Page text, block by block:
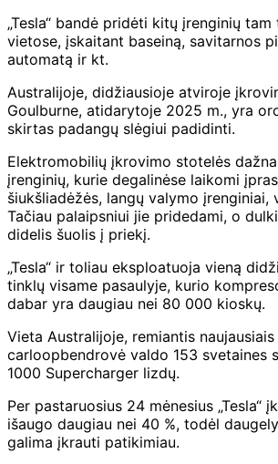
„Tesla“ bandė pridėti kitų įrenginių
vietose, įskaitant baseiną, savitarnos
automatą ir kt.
Australijoje, didžiausioje atviroje
Goulburne, atidarytoje 2025 m., yra
skirtas padangų slėgiui padidinti.
Elektromobilių įkrovimo stotelės
įrenginių, kurie degalinėse laikomi
šiukšliadėžės, langų valymo įrenginiai,
Tačiau palaipsniui jie pridedami, o
didelis šuolis į priekį.
„Tesla“ ir toliau eksploatuoja vieną
tinklų visame pasaulyje, kurio
dabar yra daugiau nei 80 000 kioskų.
Vieta Australijoje, remiantis
carloopbendrovė valdo 153 svetaines
1000 Supercharger lizdų.
Per pastaruosius 24 mėnesius „Tesla“
išaugo daugiau nei 40 %, todėl
galima įkrauti patikimiau.